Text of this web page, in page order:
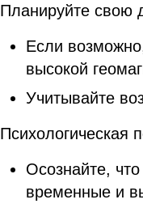
Планируйте свою
Если
высокой
Учитывайте
Психологическая
Осознайте,
временные и